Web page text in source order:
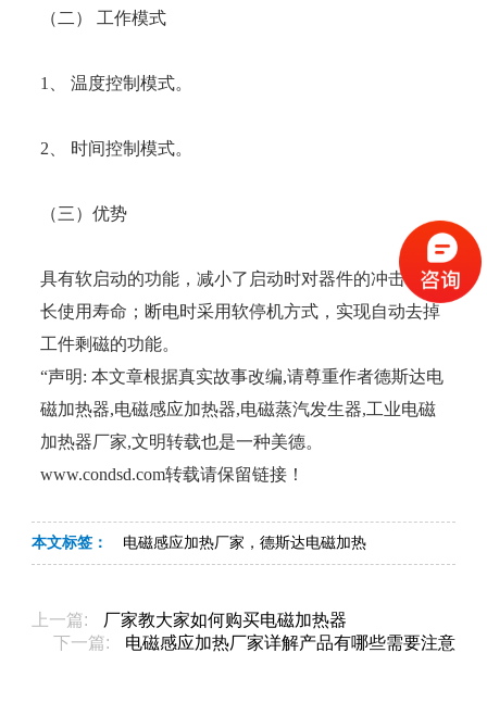
（二） 工作模式
1、 温度控制模式。
2、 时间控制模式。
（三）优势
具有软启动的功能，减小了启动时对器件的冲击，延
长使用寿命；断电时采用软停机方式，实现自动去掉
工件剩磁的功能。
“声明: 本文章根据真实故事改编,请尊重作者德斯达电
磁加热器,电磁感应加热器,电磁蒸汽发生器,工业电磁
加热器厂家,文明转载也是一种美德。
www.condsd.com转载请保留链接！
本文标签： 电磁感应加热厂家，德斯达电磁加热
上一篇:
厂家教大家如何购买电磁加热器
下一篇:
电磁感应加热厂家详解产品有哪些需要注意